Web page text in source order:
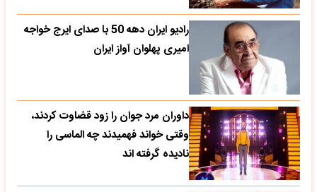
رادیو ایران دهه 50 با صدای ایرج خواجه
امیری پهلوان آواز ایران
داوران مرد جوان را زود قضاوت کردند،
وقتی خواند فهمیدند چه الماسی را
نادیده گرفته اند